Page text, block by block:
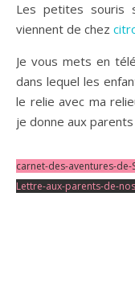
Les petites souris
viennent de chez
Je vous mets en
dans lequel les
le relie avec ma
je donne aux parents
carnet-des-aventures-de-
Lettre-aux-parents-de-